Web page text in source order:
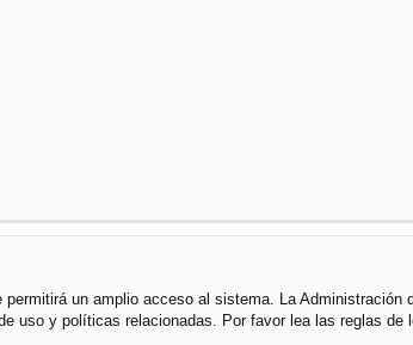
un amplio acceso al sistema. La
uso y políticas relacionadas. Por favor lea las reglas de